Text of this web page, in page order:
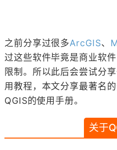
之前分享过很多ArcGIS、
过这些软件毕竟是商业软
限制。所以此后会尝试分
用教程，本文分享最著名的
QGIS的使用手册。
关于